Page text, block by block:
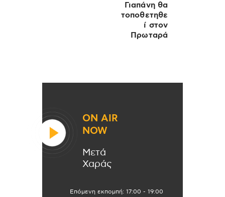
Γιαπάνη θα
τοποθετηθε
ί στον
Πρωταρά
ON AIR
NOW
Μετά
Χαράς
Επόμενη εκπομπή: 17:00 - 19:00